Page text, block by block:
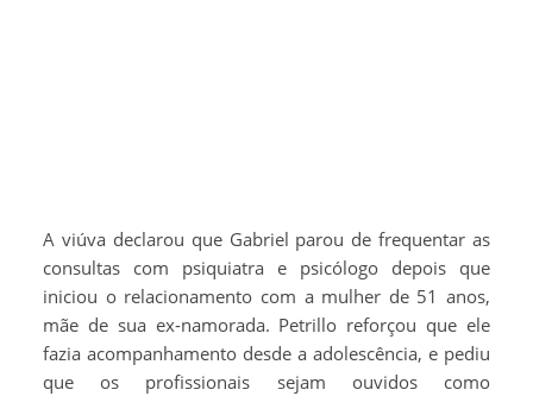
A viúva declarou que Gabriel parou de frequentar as
consultas com psiquiatra e psicólogo depois que
iniciou o relacionamento com a mulher de 51 anos,
mãe de sua ex-namorada. Petrillo reforçou que ele
fazia acompanhamento desde a adolescência, e pediu
que os profissionais sejam ouvidos como